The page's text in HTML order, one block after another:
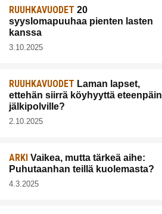
RUUHKAVUODET 20
syyslomapuuhaa pienten lasten
kanssa
3.10.2025
RUUHKAVUODET Laman lapset,
ettehän siirrä köyhyyttä eteenpäin
jälkipolville?
2.10.2025
ARKI Vaikea, mutta tärkeä aihe:
Puhutaanhan teillä kuolemasta?
4.3.2025